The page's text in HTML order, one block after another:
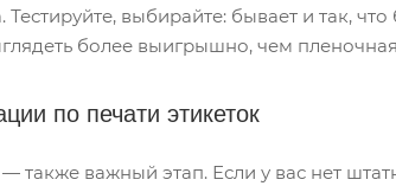
выбирайте: бывает и так,
более выигрышно, чем пленочная
по печати этикеток
— также важный этап. Если у вас нет